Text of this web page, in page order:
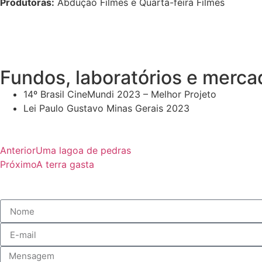
Fundos, laboratórios e
14º Brasil CineMundi 2023 – Melhor Projeto
Lei Paulo Gustavo Minas Gerais 2023
AnteriorUma lagoa de pedras
PróximoA terra gasta